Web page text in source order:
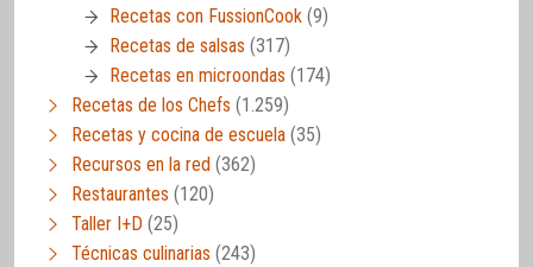
Recetas con FussionCook (9)
Recetas de salsas (317)
Recetas en microondas (174)
Recetas de los Chefs (1.259)
Recetas y cocina de escuela (35)
Recursos en la red (362)
Restaurantes (120)
Taller I+D (25)
Técnicas culinarias (243)